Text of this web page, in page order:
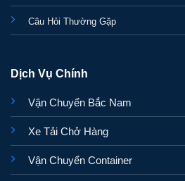
Câu Hỏi Thường Gặp
Dịch Vụ Chính
Vận Chuyển Bắc Nam
Xe Tải Chở Hàng
Vận Chuyển Container